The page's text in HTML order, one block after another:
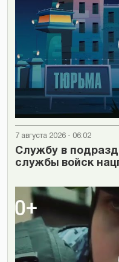
7 августа 2026 - 06:02
Cлужбу в
службы войск